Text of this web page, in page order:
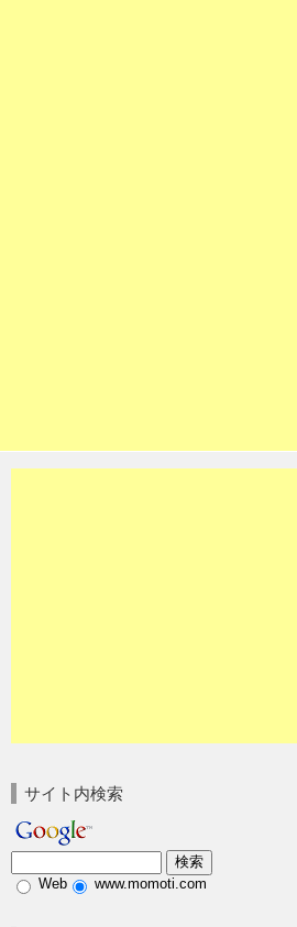
サイト内検索
Web www.momoti.com